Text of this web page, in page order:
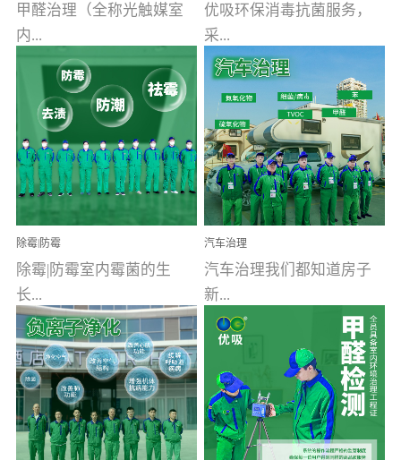
甲醛治理（全称光触媒室
内...
空气污染净化治理）工业
文明的进步，创造了多姿
多彩的家居产品和生活情
调，但也带来了以甲醛为
首的室内...
优吸环保消毒抗菌服务，
采...
用行业公认奥维牌消毒
液，具备杀死人体冠状病
毒的功效，杀菌率
99.99%。相对于传统消毒
液来说，无...
除霉|防霉
除霉|防霉室内霉菌的生
长...
受温度、湿度、基质养
分、通风四个条件影响，
温暖潮湿、营养物质多、
通风缓慢的空间最易滋生
汽车治理
汽车治理我们都知道房子
新...
装修完会有甲醛，其实汽
车的甲醛超标问题更为严
重。汽车的空间范围小，
配件、皮具、装饰多，这